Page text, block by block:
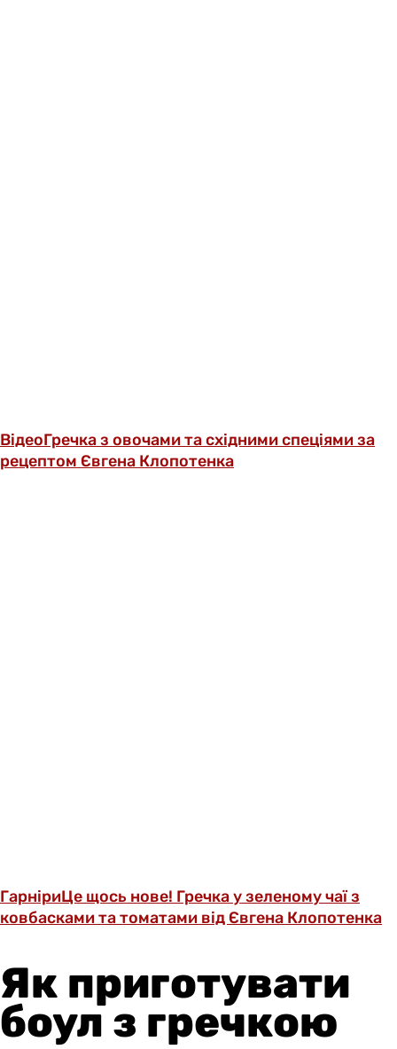
ВідеоГречка з овочами та східними спеціями за
рецептом Євгена Клопотенка
ГарніриЦе щось нове! Гречка у зеленому чаї з
ковбасками та томатами від Євгена Клопотенка
Як приготувати
боул з гречкою